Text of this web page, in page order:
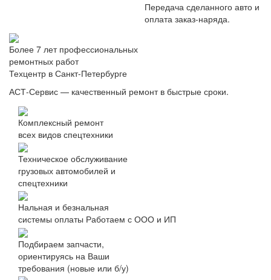
Передача сделанного авто и
оплата заказ-наряда.
Более 7 лет профессиональных
ремонтных работ
Техцентр в Санкт-Петербурге
АСТ-Сервис — качественный ремонт в быстрые сроки.
Комплексный ремонт
всех видов спецтехники
Техническое обслуживание
грузовых автомобилей и
спецтехники
Нальная и безнальная
системы оплаты Работаем с ООО и ИП
Подбираем запчасти,
ориентируясь на Ваши
требования (новые или б/у)